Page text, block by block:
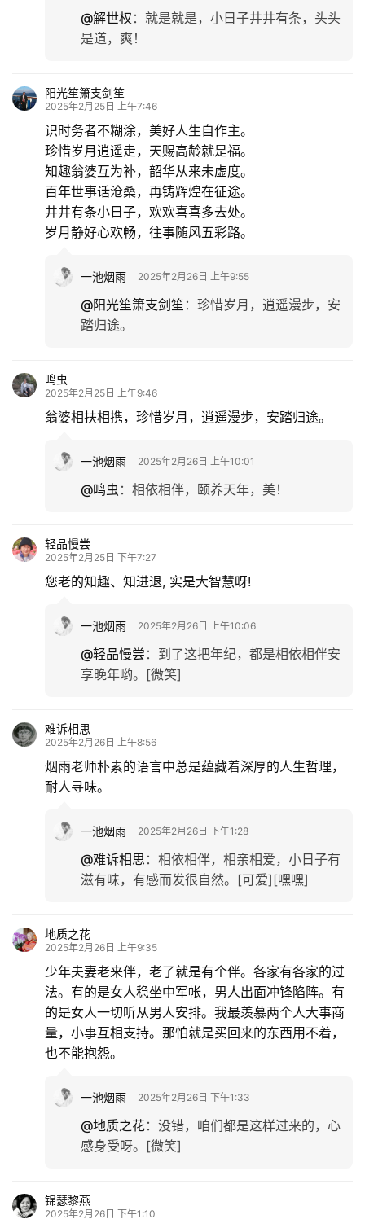
@解世权 ： 就是就是，小日子井井有条，头头
是道，爽！
阳光笙箫支剑笙
2025年2月25日 上午7:46
识时务者不糊涂，美好人生自作主。
珍惜岁月逍遥走，天赐高龄就是福。
知趣翁婆互为补，韶华从来未虚度。
百年世事话沧桑，再铸辉煌在征途。
井井有条小日子，欢欢喜喜多去处。
岁月静好心欢畅，往事随风五彩路。
一池烟雨 2025年2月26日 上午9:55
@阳光笙箫支剑笙 ： 珍惜岁月，逍遥漫步，安
踏归途。
鸣虫
2025年2月25日 上午9:46
翁婆相扶相携，珍惜岁月，逍遥漫步，安踏归途。
一池烟雨 2025年2月26日 上午10:01
@鸣虫 ： 相依相伴，颐养天年，美！
轻品慢尝
2025年2月25日 下午7:27
您老的知趣、知进退, 实是大智慧呀!
一池烟雨 2025年2月26日 上午10:06
@轻品慢尝 ： 到了这把年纪，都是相依相伴安
享晚年哟。[微笑]
难诉相思
2025年2月26日 上午8:56
烟雨老师朴素的语言中总是蕴藏着深厚的人生哲理，
耐人寻味。
一池烟雨 2025年2月26日 下午1:28
@难诉相思 ： 相依相伴，相亲相爱，小日子有
滋有味，有感而发很自然。[可爱][嘿嘿]
地质之花
2025年2月26日 上午9:35
少年夫妻老来伴，老了就是有个伴。各家有各家的过
法。有的是女人稳坐中军帐，男人出面冲锋陷阵。有
的是女人一切听从男人安排。我最羡慕两个人大事商
量，小事互相支持。那怕就是买回来的东西用不着，
也不能抱怨。
一池烟雨 2025年2月26日 下午1:33
@地质之花： 没错，咱们都是这样过来的，心
感身受呀。[微笑]
锦瑟黎燕
2025年2月26日 下午1:10